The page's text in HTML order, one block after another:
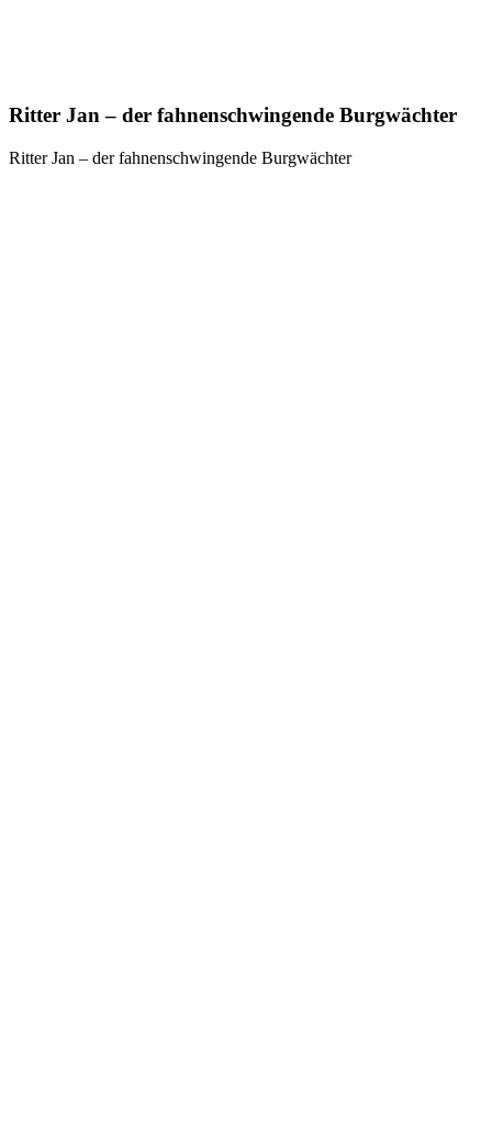
Ritter Jan – der fahnenschwingende Burgwächter
Ritter Jan – der fahnenschwingende Burgwächter